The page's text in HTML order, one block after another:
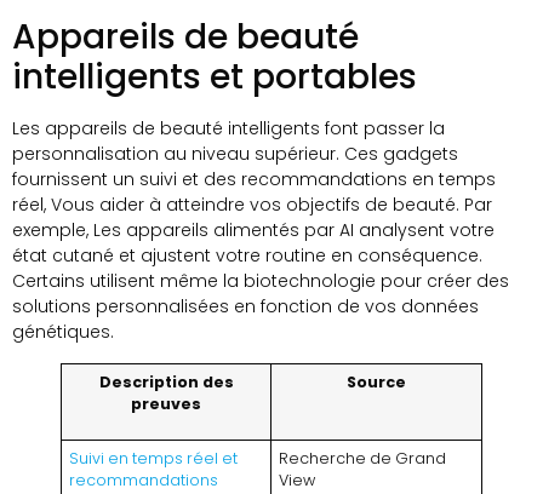
Appareils de beauté
intelligents et portables
Les appareils de beauté intelligents font passer la
personnalisation au niveau supérieur. Ces gadgets
fournissent un suivi et des recommandations en temps
réel, Vous aider à atteindre vos objectifs de beauté. Par
exemple, Les appareils alimentés par AI analysent votre
état cutané et ajustent votre routine en conséquence.
Certains utilisent même la biotechnologie pour créer des
solutions personnalisées en fonction de vos données
génétiques.
Description des
preuves
Source
Suivi en temps réel et
recommandations
Recherche de Grand
View